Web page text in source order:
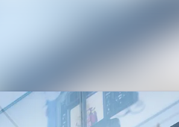
Nyhedsarkiv